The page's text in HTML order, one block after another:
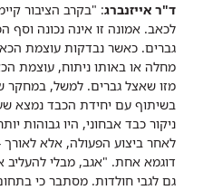
ד"ר אייזנברג: "בקרב הציבור
לכאב. אמונה זו אינה נכונה
גברים. כאשר נבדקות עוצמת
מחלה או באותו ניתוח, עוצמת
מזו שאצל גברים. למשל, במחקר
בשיתוף עם יחידת הכבד נמצא
ניקור כבד אבחוני, היו גבוהות
דוגמא אחת. "אגב, מבלי
גם לגבי חולדות. מסתבר כי